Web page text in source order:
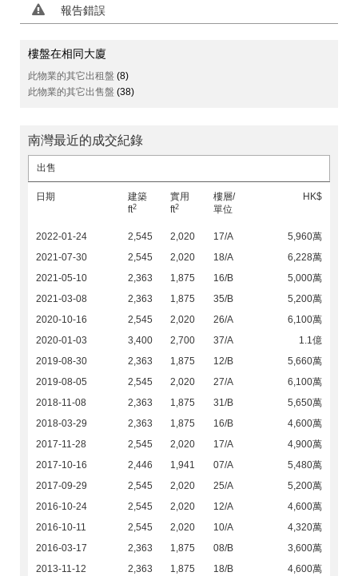
報告錯誤
樓盤在相同大廈
此物業的其它出租盤 (8)
此物業的其它出售盤 (38)
南灣最近的成交紀錄
出售
日期
建築
ft2
實用
ft2
樓層/
單位
HK$
2022-01-24 2,545 2,020 17/A
5,960萬
2021-07-30
2,545 2,020 18/A
6,228萬
2021-05-10
2,363 1,875 16/B
5,000萬
2021-03-08
2,363 1,875 35/B
5,200萬
2020-10-16
2,545 2,020 26/A
6,100萬
2020-01-03
3,400 2,700 37/A
1.1億
2019-08-30
2,363 1,875 12/B
5,660萬
2019-08-05
2,545 2,020 27/A
6,100萬
2018-11-08
2,363 1,875 31/B
5,650萬
2018-03-29
2,363 1,875 16/B
4,600萬
2017-11-28
2,545 2,020 17/A
4,900萬
2017-10-16
2,446 1,941 07/A
5,480萬
2017-09-29
2,545 2,020 25/A
5,200萬
2016-10-24
2,545 2,020 12/A
4,600萬
2016-10-11
2,545 2,020 10/A
4,320萬
2016-03-17
2,363 1,875 08/B
3,600萬
2013-11-12
2,363 1,875 18/B
4,600萬